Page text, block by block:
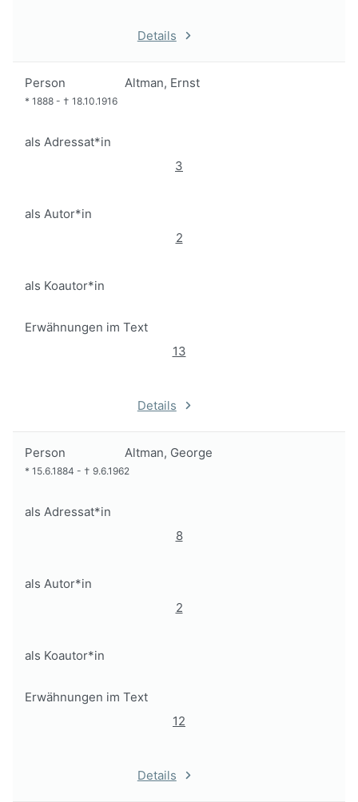
Details
Person Altman, Ernst
* 1888 - † 18.10.1916
als Adressat*in
3
als Autor*in
2
als Koautor*in
Erwähnungen im Text
13
Details
Person Altman, George
* 15.6.1884 - † 9.6.1962
als Adressat*in
8
als Autor*in
2
als Koautor*in
Erwähnungen im Text
12
Details